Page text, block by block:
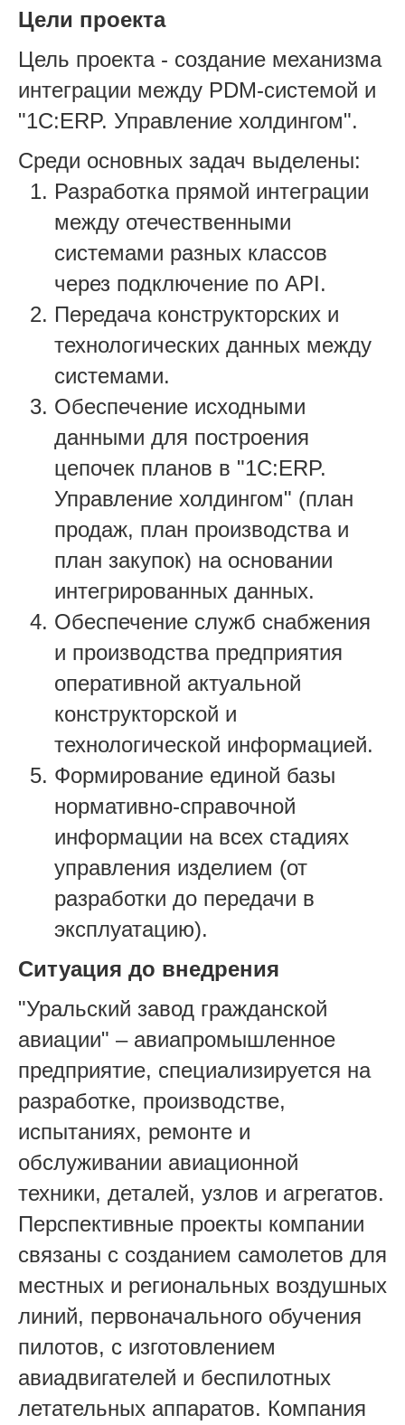
Цели проекта
Цель проекта - создание механизма
интеграции между PDM-системой и
"1С:ERP. Управление холдингом".
Среди основных задач выделены:
Разработка прямой интеграции
между отечественными
системами разных классов
через подключение по API.
Передача конструкторских и
технологических данных между
системами.
Обеспечение исходными
данными для построения
цепочек планов в "1С:ERP.
Управление холдингом" (план
продаж, план производства и
план закупок) на основании
интегрированных данных.
Обеспечение служб снабжения
и производства предприятия
оперативной актуальной
конструкторской и
технологической информацией.
Формирование единой базы
нормативно-справочной
информации на всех стадиях
управления изделием (от
разработки до передачи в
эксплуатацию).
Ситуация до внедрения
"Уральский завод гражданской
авиации" – авиапромышленное
предприятие, специализируется на
разработке, производстве,
испытаниях, ремонте и
обслуживании авиационной
техники, деталей, узлов и агрегатов.
Перспективные проекты компании
связаны с созданием самолетов для
местных и региональных воздушных
линий, первоначального обучения
пилотов, с изготовлением
авиадвигателей и беспилотных
летательных аппаратов. Компания